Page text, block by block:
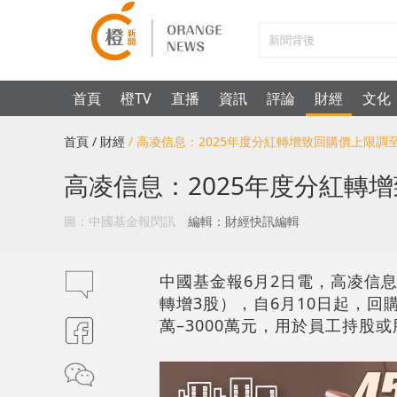
首頁 橙TV 直播 資訊 評論 財經 文化
首頁 / 財經 / 高凌信息：2025年度分紅轉增致回購價上限調
高凌信息：2025年度分紅轉
圖：中國基金報閃訊 編輯：財經快訊編輯
中國基金報6月2日電，高凌信
轉增3股），自6月10日起，回
萬–3000萬元，用於員工持股